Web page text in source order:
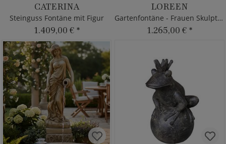
CATERINA
Steinguss Fontäne mit Figur
1.409,00 € *
LOREEN
Gartenfontäne - Frauen Skulptur
1.265,00 € *